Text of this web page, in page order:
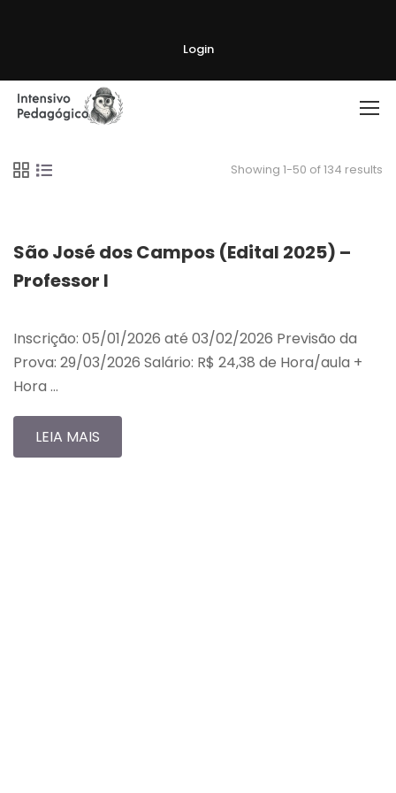
Login
Showing 1-50 of 134 results
São José dos Campos (Edital 2025) –
Professor I
Inscrição: 05/01/2026 até 03/02/2026 Previsão da
Prova: 29/03/2026 Salário: R$ 24,38 de Hora/aula +
Hora …
LEIA MAIS